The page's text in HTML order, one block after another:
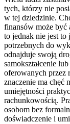
tych, którzy nie
w tej dziedzinie.
finansów może być
to jednak nie jest to
potrzebnych do
odnajduje swoją
samokształcenie
oferowanych przez
znaczenie ma chęć
umiejętności
rachunkowością.
osobom bez
doświadczenie i